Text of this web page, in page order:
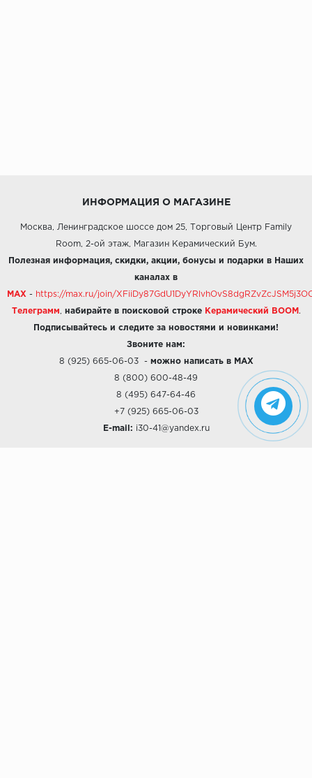
ИНФОРМАЦИЯ О МАГАЗИНЕ
Москва, Ленинградское шоссе дом 25, Торговый Центр Family
Room, 2-ой этаж, Магазин Керамический Бум.
Полезная информация, скидки, акции, бонусы и подарки в Наших
каналах в
MAX - https://max.ru/join/
Телеграмм набирайте в поисковой строке Керамический BOOM .
Подписывайтесь и следите за новостями и новинками!
Звоните нам:
8 (925) 665-06-03- можно написать в MAX
8 (800) 600-48-49
8 (495) 647-64-46
+7 (925) 665-06-03
E-mail: i30-41@yandex.ru